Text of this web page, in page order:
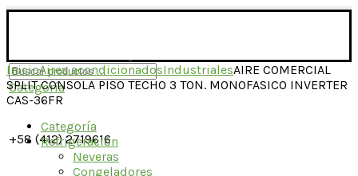
+58 (412) 2719616
Categoría
Categoría
Refrigeración
Neveras
Congeladores
InicioAires acondicionadosIndustrialesAIRE COMERCIAL
SPLIT CONSOLA PISO TECHO 3 TON. MONOFASICO INVERTER
CAS-36FR